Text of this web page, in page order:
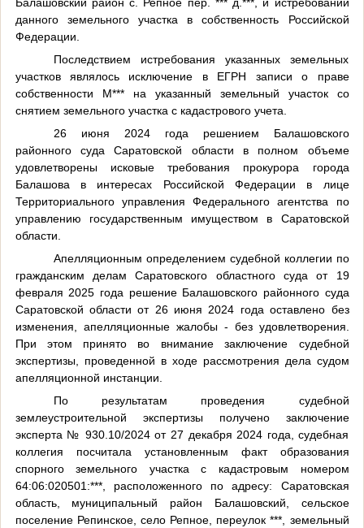
данного земельного участка в собственность Российской
Федерации.
Последствием истребования указанных земельных
участков являлось исключение в ЕГРН записи о праве
собственности М*** на указанный земельный участок со
снятием земельного участка с кадастрового учета.
26 июня 2024 года решением Балашовского
районного суда Саратовской области в полном объеме
удовлетвореныисковые требования прокурора города
Балашова в интересах Российской Федерации в лице
Территориального управления Федерального агентства по
управлению государственным имуществом в Саратовской
области.
Апелляционным определением судебной коллегии по
гражданским делам Саратовского областного суда от 19
февраля 2025 года решение Балашовского районного суда
Саратовской области от 26 июня 2024 года оставлено без
изменения, апелляционные жалобы - без удовлетворения.
При этом принято во внимание заключение судебной
экспертизы, проведенной в ходе рассмотрения дела судом
апелляционной инстанции.
По результатам проведения судебной
землеустроительной экспертизы получено заключение
эксперта № 930.10/2024 от 27 декабря 2024 года, судебная
коллегия посчитала установленным факт образования
спорного земельного участка с кадастровым номером
64:06:020501:***, расположенного по адресу: Саратовская
область, муниципальный район Балашовский, сельское
поселение Репинское, село Репное, переулок ***, земельный